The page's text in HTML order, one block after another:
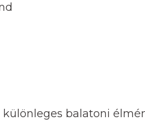
balatoni